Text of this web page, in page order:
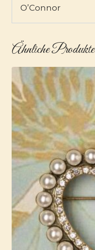
O’Connor
Ähnliche Produkte